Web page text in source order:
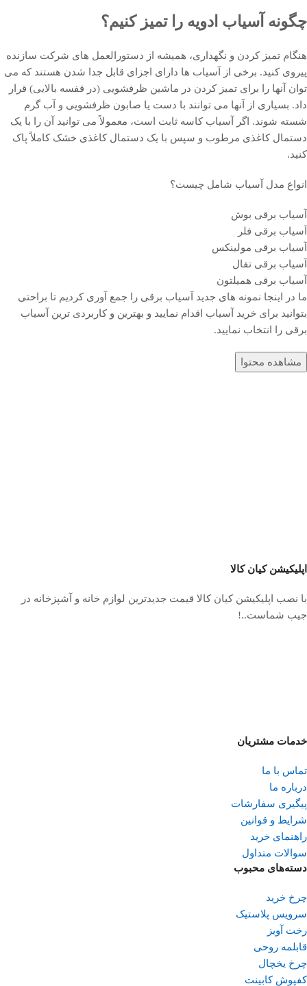
چگونه آسیاب ادویه را تمیز کنیم؟
هنگام تمیز کردن و نگهداری، همیشه از دستورالعمل های شرکت سازنده
پیروی کنید. برخی از آسیاب ها دارای اجزای قابل جدا شدن هستند که می
توان آنها را برای تمیز کردن در ماشین ظرفشویی (در قفسه بالایی) قرار
داد. بسیاری از آنها می توانند با دست یا صابون ظرفشویی و آب گرم
شسته شوند. اگر آسیاب کاسه ثابت است، معمولاً می توانید آن را با یک
دستمال کاغذی مرطوب و سپس با یک دستمال کاغذی خشک کاملاً پاک
کنید.
انواع مدل آسیاب شامل چیست؟
آسیاب برقی بوش
آسیاب برقی فلر
آسیاب برقی مولینکس
آسیاب برقی تفال
آسیاب برقی همیلتون
ما در اینجا نمونه های جدید آسیاب برقی را جمع آوری کردیم تا براحتی
بتوانید برای خرید آسیاب اقدام نمایید و بهترین و کاربردی ترین آسیاب
برقی را انتخاب نمایید.
مشاهده محتوا
اپلیکیشن کیان کالا
با نصب اپلیکیشن کیان کالا قیمت جدیدترین لوازم خانه و آشپزخانه در
جیب شماست..!
خدمات مشتریان
تماس با ما
درباره ما
پیگیری سفارشات
شرایط و قوانین
راهنمای خرید
سوالات متداول
دسته‌های محبوب
چرخ خرید
سرویس پلاستیک
رخت آویز
قابلمه روحی
چرخ یخچال
کفپوش کابینت